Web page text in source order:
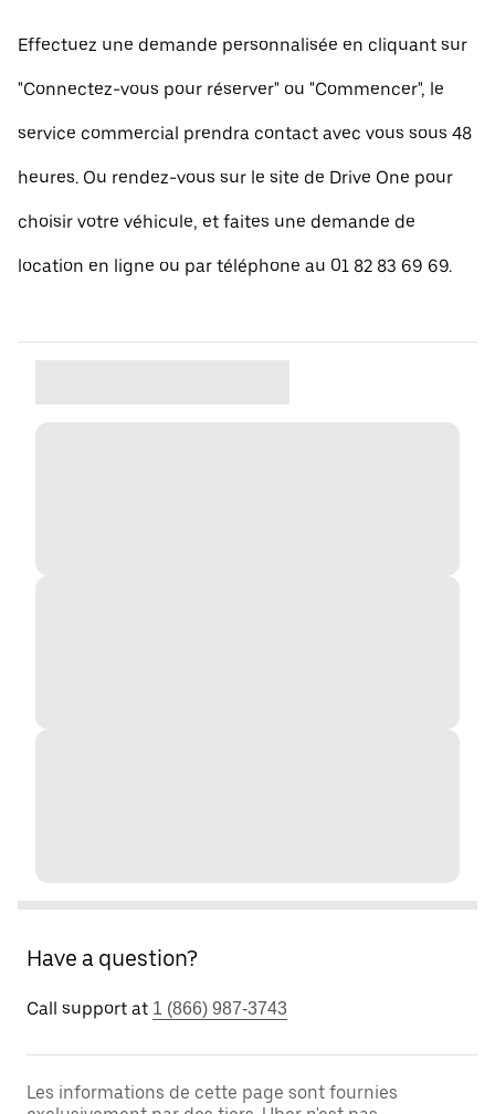
Effectuez une demande personnalisée en cliquant sur
"Connectez-vous pour réserver" ou "Commencer", le
service commercial prendra contact avec vous sous 48
heures. Ou rendez-vous sur le site de Drive One pour
choisir votre véhicule, et faites une demande de
location en ligne ou par téléphone au 01 82 83 69 69.
Have a question?
Call support at 1 (866) 987-3743
Les informations de cette page sont fournies